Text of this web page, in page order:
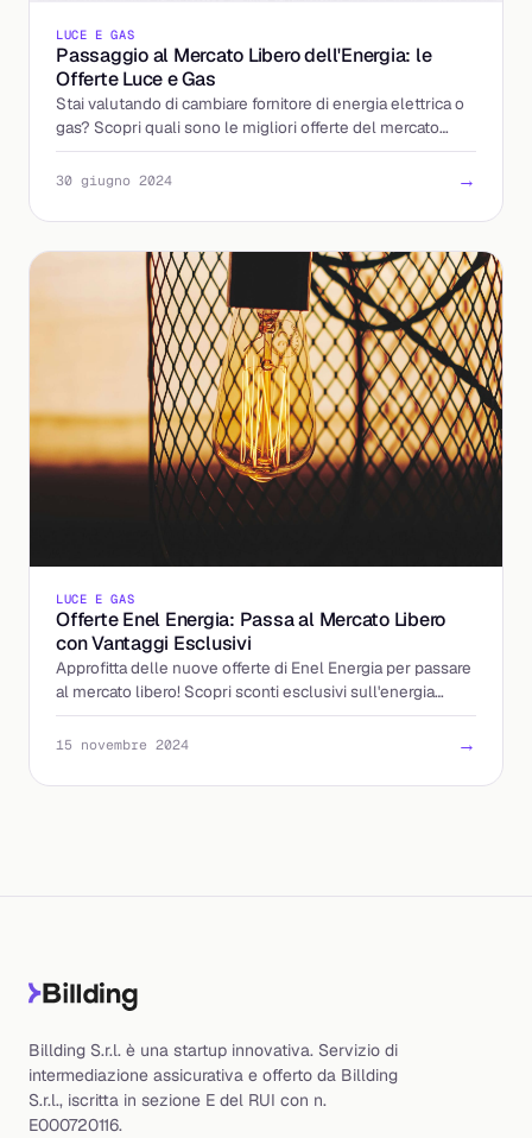
LUCE E GAS
Passaggio al Mercato Libero dell'Energia: le
Offerte Luce e Gas
Stai valutando di cambiare fornitore di energia elettrica o
gas? Scopri quali sono le migliori offerte del mercato
libero.
30 giugno 2024 →
LUCE E GAS
Offerte Enel Energia: Passa al Mercato Libero
con Vantaggi Esclusivi
Approfitta delle nuove offerte di Enel Energia per passare
al mercato libero! Scopri sconti esclusivi sull'energia
elettrica e il gas.
15 novembre 2024 →
Billding S.r.l. è una startup innovativa. Servizio di
intermediazione assicurativa e offerto da Billding
S.r.l., iscritta in sezione E del RUI con n.
E000720116.